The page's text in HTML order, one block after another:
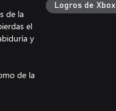
de la
el
y
de la
Logros de Xbox